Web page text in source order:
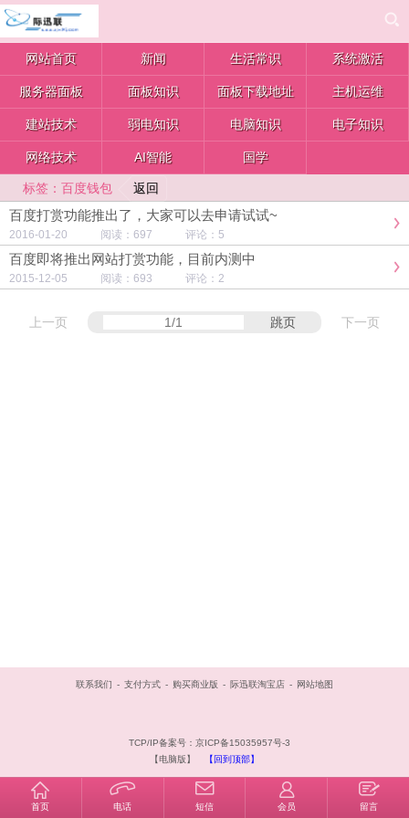
网站首页 新闻 生活常识 系统激活
服务器面板 面板知识 面板下载地址 主机运维
建站技术 弱电知识 电脑知识 电子知识
网络技术 AI智能 国学
返回
标签：百度钱包
百度打赏功能推出了，大家可以去申请试试~
2016-01-20 阅读：697 评论：5
百度即将推出网站打赏功能，目前内测中
2015-12-05 阅读：693 评论：2
上一页 跳页 下一页
联系我们 - 支付方式 - 购买商业版 - 际迅联淘宝店 - 网站地图
TCP/IP备案号：京ICP备15035957号-3
【电脑版】
【回到顶部】
首页 电话 短信 会员 留言